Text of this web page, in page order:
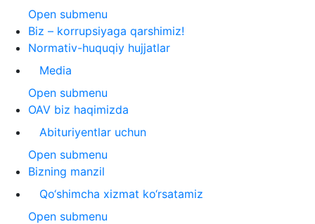
Open submenu
Biz – korrupsiyaga qarshimiz!
Normativ-huquqiy hujjatlar
Media
Open submenu
OAV biz haqimizda
Abituriyentlar uchun
Open submenu
Bizning manzil
Qo‘shimcha xizmat ko‘rsatamiz
Open submenu